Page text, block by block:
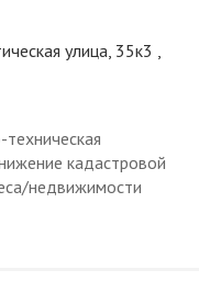
улица, 35к3 ,
кадастровой
недвижимости